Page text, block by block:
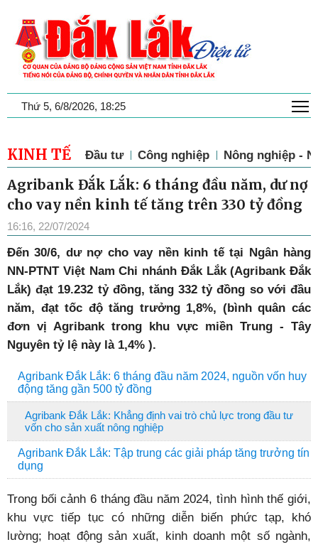
Thứ 5, 6/8/2026, 18:25
KINH TẾ Đầu tư Công nghiệp Nông nghiệp -
Agribank Đắk Lắk: 6 tháng đầu năm, dư nợ
cho vay nền kinh tế tăng trên 330 tỷ đồng
16:16, 22/07/2024
Đến 30/6, dư nợ cho vay nền kinh tế tại Ngân hàng
NN-PTNT Việt Nam Chi nhánh Đắk Lắk (Agribank Đắk
Lắk) đạt 19.232 tỷ đồng, tăng 332 tỷ đồng so với đầu
năm, đạt tốc độ tăng trưởng 1,8%, (bình quân các
đơn vị Agribank trong khu vực miền Trung - Tây
Nguyên tỷ lệ này là 1,4% ).
Agribank Đắk Lắk: 6 tháng đầu năm 2024, nguồn vốn huy
động tăng gần 500 tỷ đồng
Agribank Đắk Lắk: Khẳng định vai trò chủ lực trong đầu tư
vốn cho sản xuất nông nghiệp
Agribank Đắk Lắk: Tập trung các giải pháp tăng trưởng tín
dụng
Trong bối cảnh 6 tháng đầu năm 2024, tình hình thế giới,
khu vực tiếp tục có những diễn biến phức tạp, khó
lường; hoạt động sản xuất, kinh doanh một số ngành,